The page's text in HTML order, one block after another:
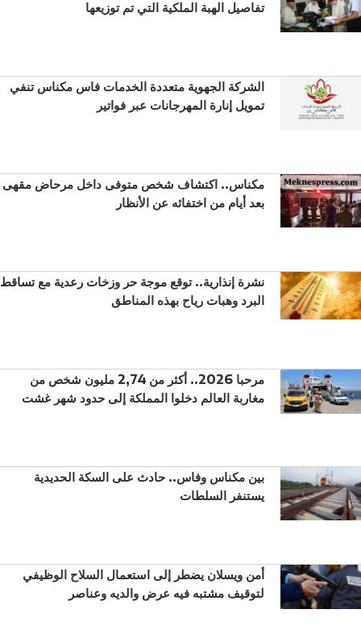
تفاصيل الهبة الملكية التي تم توزيعها
الشركة الجهوية متعددة الخدمات فاس مكناس تنفي
تمويل إنارة المهرجانات عبر فواتير
مكناس.. اكتشاف شخص متوفى داخل مرحاض مقهى
بعد أيام من اختفائه عن الأنظار
نشرة إنذارية.. توقع موجة حر وزخات رعدية مع تساقط
البرد وهبات رياح بهذه المناطق
مرحبا 2026.. أكثر من 2,74 مليون شخص من
مغاربة العالم دخلوا المملكة إلى حدود شهر غشت
بين مكناس وفاس.. حادث على السكة الحديدية
يستنفر السلطات
أمن ويسلان يضطر إلى استعمال السلاح الوظيفي
لتوقيف مشتبه فيه عرض والديه وعناصر